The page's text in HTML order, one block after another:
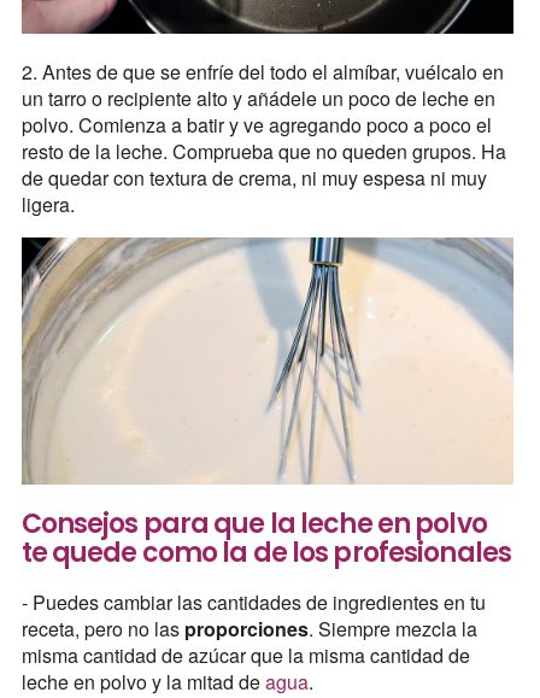
2. Antes de que se enfríe del todo el almíbar, vuélcalo en
un tarro o recipiente alto y añádele un poco de leche en
polvo. Comienza a batir y ve agregando poco a poco el
resto de la leche. Comprueba que no queden grupos. Ha
de quedar con textura de crema, ni muy espesa ni muy
ligera.
Consejos para que la leche en polvo
te quede como la de los profesionales
- Puedes cambiar las cantidades de ingredientes en tu
receta, pero no las proporciones. Siempre mezcla la
misma cantidad de azúcar que la misma cantidad de
leche en polvo y la mitad deagua.